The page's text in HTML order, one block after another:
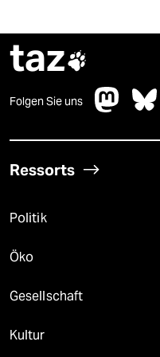
taz
Folgen Sie uns
Ressorts
Politik
Öko
Gesellschaft
Kultur